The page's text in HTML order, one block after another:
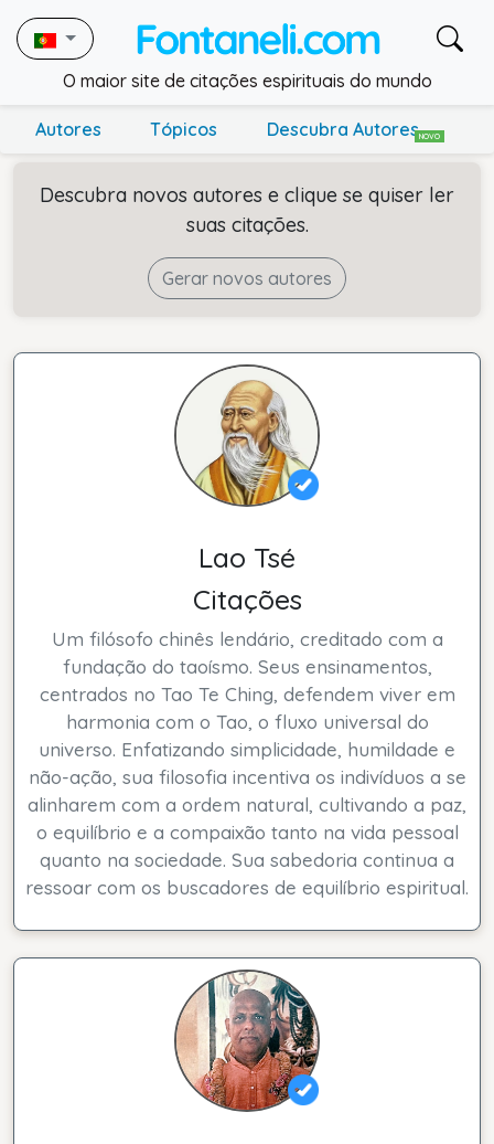
O maior site de citações espirituais do mundo
Autores Tópicos Descubra AutoresNOVO
Descubra novos autores e clique se quiser ler
suas citações.
Gerar novos autores
Lao Tsé
Citações
Um filósofo chinês lendário, creditado com a
fundação do taoísmo. Seus ensinamentos,
centrados no Tao Te Ching, defendem viver em
harmonia com o Tao, o fluxo universal do
universo. Enfatizando simplicidade, humildade e
não-ação, sua filosofia incentiva os indivíduos a se
alinharem com a ordem natural, cultivando a paz,
o equilíbrio e a compaixão tanto na vida pessoal
quanto na sociedade. Sua sabedoria continua a
ressoar com os buscadores de equilíbrio espiritual.